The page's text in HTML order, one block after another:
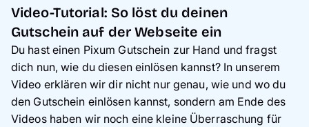
Video-Tutorial: So löst du deinen
Gutschein auf der Webseite ein
Du hast einen Pixum Gutschein zur Hand und fragst
dich nun, wie du diesen einlösen kannst? In unserem
Video erklären wir dir nicht nur genau, wie und wo du
den Gutschein einlösen kannst, sondern am Ende des
Videos haben wir noch eine kleine Überraschung für